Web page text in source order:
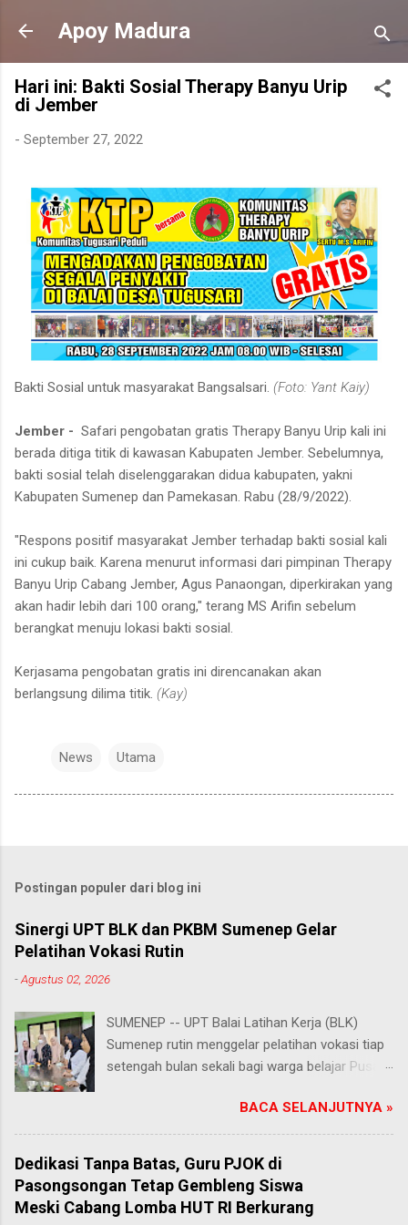
Langsung ke konten utama
Apoy Madura
Hari ini: Bakti Sosial Therapy Banyu Urip
di Jember
- September 27, 2022
Bakti Sosial untuk masyarakat Bangsalsari. (Foto: Yant Kaiy)
Jember - Safari pengobatan gratis Therapy Banyu Urip kali ini
berada ditiga titik di kawasan Kabupaten Jember. Sebelumnya,
bakti sosial telah diselenggarakan didua kabupaten, yakni
Kabupaten Sumenep dan Pamekasan. Rabu (28/9/2022).
"Respons positif masyarakat Jember terhadap bakti sosial kali
ini cukup baik. Karena menurut informasi dari pimpinan Therapy
Banyu Urip Cabang Jember, Agus Panaongan, diperkirakan yang
akan hadir lebih dari 100 orang," terang MS Arifin sebelum
berangkat menuju lokasi bakti sosial.
Kerjasama pengobatan gratis ini direncanakan akan
berlangsung dilima titik. (Kay)
News Utama
Postingan populer dari blog ini
Sinergi UPT BLK dan PKBM Sumenep Gelar
Pelatihan Vokasi Rutin
-Agustus 02, 2026
SUMENEP -- UPT Balai Latihan Kerja (BLK)
Sumenep rutin menggelar pelatihan vokasi tiap
setengah bulan sekali bagi warga belajar Pusat
Kabupaten Sumenep. Ahad (2/8/2026).
Program ini menawarkan berbagai pilihan
keterampilan, mulai dari pembuatan roti dan kue
hingga kejuruan lainnya yang bebas dipilih
peserta sesuai bakat dan minat masing-
masing. Kehadiran program ini disambut hangat
BACA SELANJUTNYA »
Dedikasi Tanpa Batas, Guru PJOK di
Pasongsongan Tetap Gembleng Siswa
Meski Cabang Lomba HUT RI Berkurang